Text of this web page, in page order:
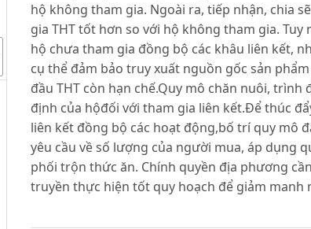
hộ không tham gia. Ngoài ra, tiếp nhận, chia
gia THT tốt hơn so với hộ không tham gia.
hộ chưa tham gia đồng bộ các khâu liên kết,
cụ thể đảm bảo truy xuất nguồn gốc sản
đầu THT còn hạn chế.Quy mô chăn nuôi,
định của hộđối với tham gia liên kết.Để thúc
liên kết đồng bộ các hoạt động,bố trí quy mô
yêu cầu về số lượng của người mua, áp dụng
phối trộn thức ăn. Chính quyền địa phương
truyền thực hiện tốt quy hoạch để giảm manh